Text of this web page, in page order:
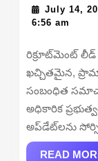
2026
–
July 14,
6:56 am
రిక్రూట్‌మెంట్
ఖచ్చితమైన,
సంబంధిత
అధికారిక
అప్‌డేట్‌లను
READ